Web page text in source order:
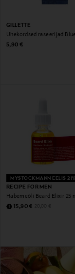
GILLETTE
Ühekordsed raseerijad
Original Price
5,90 €
MYSTOCKMANN EELIS 21%
RECIPE FOR MEN
Habemeõli Beard Elixir 25
Discounted Price
15,90 € Original Price
20,00 €